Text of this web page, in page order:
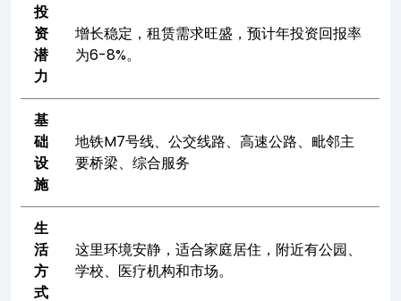
投
资
潜
力
增长稳定，租赁需求旺盛，预计年投资回报率
为6-8%。
基
础
设
施
地铁M7号线、公交线路、高速公路、毗邻主
要桥梁、综合服务
生
活
方
式
这里环境安静，适合家庭居住，附近有公园、
学校、医疗机构和市场。